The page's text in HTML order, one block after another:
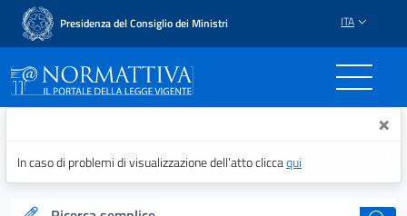
Presidenza del Consiglio dei Ministri ITA
Normattiva - Il portale ×
In caso di problemi di visualizzazione dell’atto cliccaqui